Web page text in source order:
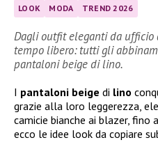
LOOK MODA TREND 2026
Dagli outfit eleganti da
tempo libero: tutti gli
pantaloni beige di lino.
I pantaloni beige di lino
grazie alla loro leggerezza,
camicie bianche ai blazer, fino
ecco le idee look da copiare